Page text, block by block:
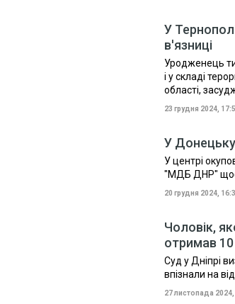
У
в'язниці
Уродженець
і у складі
області,
23 грудня 2024,
У
У центрі
"МДБ ДНР"
20 грудня 2024,
Чоловік,
отримав 10
Суд у Дніпрі
впізнали на
27 листопада